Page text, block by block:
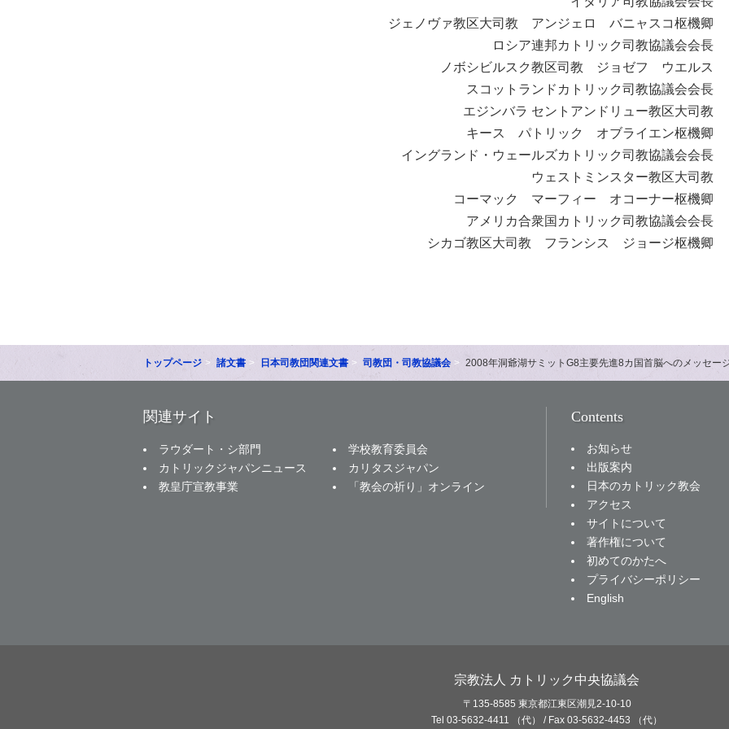
ジェノヴァ教区大司教 アンジェロ バニャスコ枢機卿
ロシア連邦カトリック司教協議会会長
ノボシビルスク教区司教 ジョゼフ ウエルス
スコットランドカトリック司教協議会会長
エジンバラ セントアンドリュー教区大司教
キース パトリック オブライエン枢機卿
イングランド・ウェールズカトリック司教協議会会長
ウェストミンスター教区大司教
コーマック マーフィー オコーナー枢機卿
アメリカ合衆国カトリック司教協議会会長
シカゴ教区大司教 フランシス ジョージ枢機卿
トップページ 諸文書 日本司教団関連文書 司教団・司教協議会 2008年洞爺湖サミットG8主要先進8カ国首脳へのメッセー
関連サイト
ラウダート・シ部門
学校教育委員会
カトリックジャパンニュース
カリタスジャパン
教皇庁宣教事業
「教会の祈り」オンライン
Contents
お知らせ
出版案内
日本のカトリック教会
アクセス
サイトについて
著作権について
初めてのかたへ
プライバシーポリシー
English
宗教法人 カトリック中央協議会
〒135-8585 東京都江東区潮見2-10-10
Tel 03-5632-4411 （代） / Fax 03-5632-4453 （代）